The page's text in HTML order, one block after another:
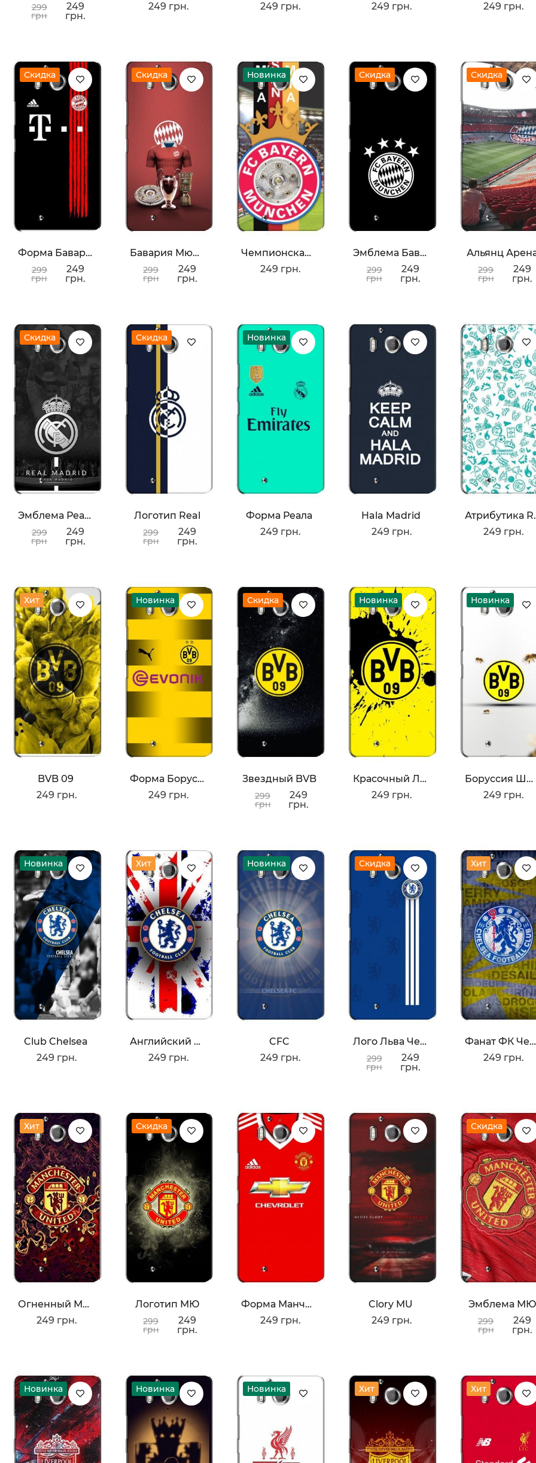
299
грн
249
грн.
249 грн.
249 грн.
249 грн.
249 грн.
Скидка
Форма Баварии
299
грн
249
грн.
Скидка
Бавария Мюнхен
299
грн
249
грн.
Новинка
Чемпионская Бавария
249 грн.
Скидка
Эмблема Баварии
299
грн
249
грн.
Скидка
Альянц
299
грн
249
грн.
Скидка
Эмблема Реала
299
грн
249
грн.
Скидка
Логотип Real
299
грн
249
грн.
Новинка
Форма Реала
249 грн.
Hala Madrid
249 грн.
249 грн.
Хит
BVB 09
249 грн.
Новинка
Форма Боруссии Дортмунд
249 грн.
Скидка
Звездный BVB
299
грн
249
грн.
Новинка
Красочный Лого BVB
249 грн.
Новинка
Боруссия Шмели
249 грн.
Новинка
Club Chelsea
249 грн.
Хит
Английский Клуб Челси
249 грн.
Новинка
CFC
249 грн.
Скидка
Лого Льва Челси
299
грн
249
грн.
Хит
Фанат ФК Челси
249 грн.
Хит
Огненный Манчестер
249 грн.
Скидка
Логотип МЮ
299
грн
249
грн.
Форма Манчестера Юнайтед
249 грн.
Clory MU
249 грн.
Скидка
Эмблема МЮ
299
грн
249
грн.
Новинка Новинка Новинка Хит Хит